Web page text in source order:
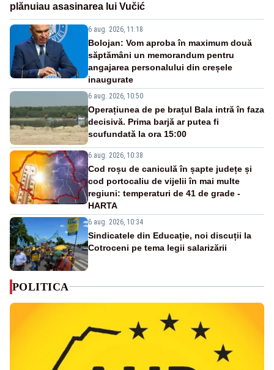
plănuiau asasinarea lui Vučić
6 aug. 2026, 11:18
Bolojan: Vom aproba în maximum două
săptămâni un memorandum pentru
angajarea personalului din creșele
inaugurate
6 aug. 2026, 10:50
Operațiunea de pe brațul Bala intră în faza
decisivă. Prima barjă ar putea fi
scufundată la ora 15:00
6 aug. 2026, 10:38
Cod roșu de caniculă în șapte județe și
cod portocaliu de vijelii în mai multe
regiuni: temperaturi de 41 de grade -
HARTA
6 aug. 2026, 10:34
Sindicatele din Educație, noi discuții la
Cotroceni pe tema legii salarizării
POLITICA